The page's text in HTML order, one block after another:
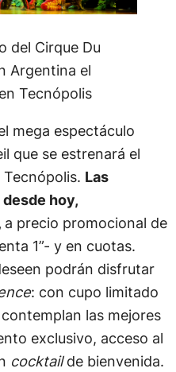
del Cirque Du
Argentina el
Tecnópolis
mega espectáculo
que se estrenará el
Las
hoy,
a precio promocional de
1”- y en cuotas.
podrán disfrutar
: con cupo limitado
las mejores
exclusivo, acceso al
cocktailde bienvenida.